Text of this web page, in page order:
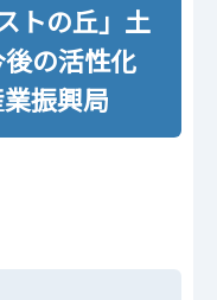
トの丘」土
の活性化
振興局